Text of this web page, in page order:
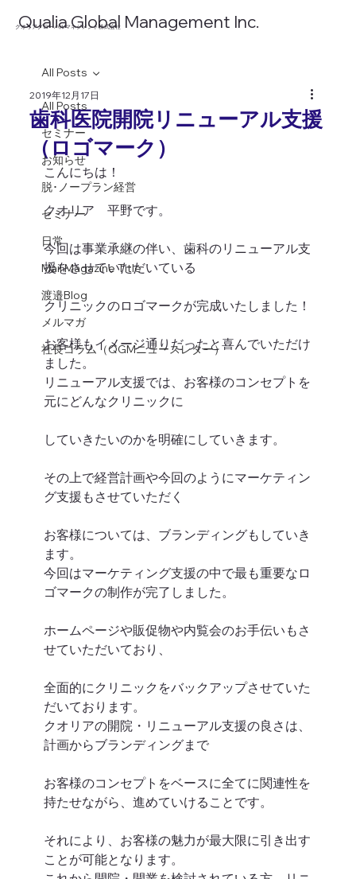
​クオリアグローバルマネジメント株式会社
​Qualia Global Management Inc.
All Posts
セミナー
お知らせ
脱･ノープラン経営
セミナー
日常
Mail Magazine Title
渡邉Blog
メルマガ
社長コラム（QGMニュースレター）
All Posts
歯科医院開院リニューアル支援
（ロゴマーク）
2019年12月17日
こんにちは！
クオリア　平野です。
今回は事業承継の伴い、歯科のリニューアル支
援をさせていただいている
クリニックのロゴマークが完成いたしました！
お客様もイメージ通りだったと喜んでいただけ
ました。
リニューアル支援では、お客様のコンセプトを
元にどんなクリニックに
していきたいのかを明確にしていきます。
その上で経営計画や今回のようにマーケティン
グ支援もさせていただく
お客様については、ブランディングもしていき
ます。
今回はマーケティング支援の中で最も重要なロ
ゴマークの制作が完了しました。
ホームページや販促物や内覧会のお手伝いもさ
せていただいており、
全面的にクリニックをバックアップさせていた
だいております。
クオリアの開院・リニューアル支援の良さは、
計画からブランディングまで
お客様のコンセプトをベースに全てに関連性を
持たせながら、進めていけることです。
それにより、お客様の魅力が最大限に引き出す
ことが可能となります。